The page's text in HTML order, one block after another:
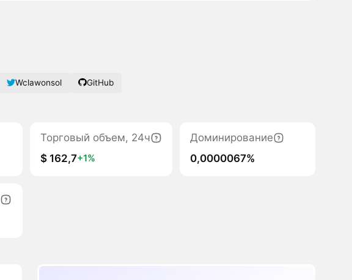
Wclawonsol GitHub
Торговый объем, 24ч
$ 162,7+1%
Доминирование
0,0000067%